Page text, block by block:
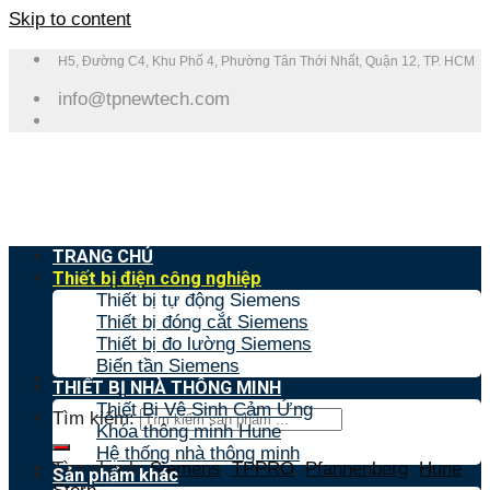
Skip to content
H5, Đường C4, Khu Phố 4, Phường Tân Thới Nhất, Quận 12, TP. HCM
info@tpnewtech.com
Tìm kiếm:
Tìm nhanh:Siemens,TPPRO,Pfannenberg,Hune,
TRANG CHỦ
Thiết bị điện công nghiệp
Thiết bị tự động Siemens
Thiết bị đóng cắt Siemens
Thiết bị đo lường Siemens
Biến tần Siemens
THIẾT BỊ NHÀ THÔNG MINH
Thiết Bị Vệ Sinh Cảm Ứng
Khóa thông minh Hune
Hệ thống nhà thông minh
Sản phẩm khác